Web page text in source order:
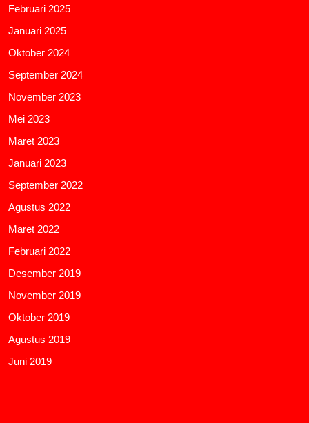
Februari 2025
Januari 2025
Oktober 2024
September 2024
November 2023
Mei 2023
Maret 2023
Januari 2023
September 2022
Agustus 2022
Maret 2022
Februari 2022
Desember 2019
November 2019
Oktober 2019
Agustus 2019
Juni 2019